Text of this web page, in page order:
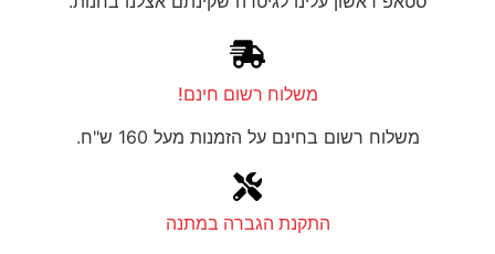
משלוח רשום חינם!
משלוח רשום בחינם על הזמנות מעל 160 ש"ח.
התקנת הגברה במתנה